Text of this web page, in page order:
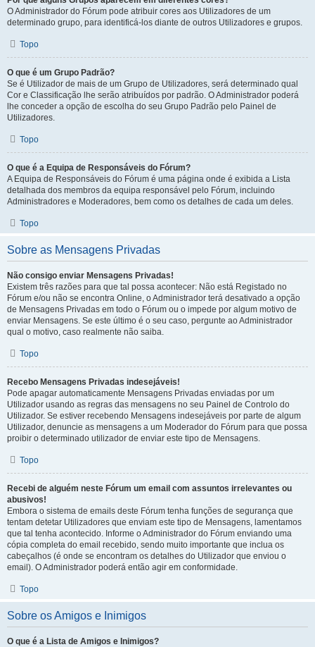
O Administrador do Fórum pode atribuir cores aos Utilizadores de um
determinado grupo, para identificá-los diante de outros Utilizadores e grupos.
Topo
O que é um Grupo Padrão?
Se é Utilizador de mais de um Grupo de Utilizadores, será determinado qual
Cor e Classificação lhe serão atribuídos por padrão. O Administrador poderá
lhe conceder a opção de escolha do seu Grupo Padrão pelo Painel de
Utilizadores.
Topo
O que é a Equipa de Responsáveis do Fórum?
A Equipa de Responsáveis do Fórum é uma página onde é exibida a Lista
detalhada dos membros da equipa responsável pelo Fórum, incluindo
Administradores e Moderadores, bem como os detalhes de cada um deles.
Topo
Sobre as Mensagens Privadas
Não consigo enviar Mensagens Privadas!
Existem três razões para que tal possa acontecer: Não está Registado no
Fórum e/ou não se encontra Online, o Administrador terá desativado a opção
de Mensagens Privadas em todo o Fórum ou o impede por algum motivo de
enviar Mensagens. Se este último é o seu caso, pergunte ao Administrador
qual o motivo, caso realmente não saiba.
Topo
Recebo Mensagens Privadas indesejáveis!
Pode apagar automaticamente Mensagens Privadas enviadas por um
Utilizador usando as regras das mensagens no seu Painel de Controlo do
Utilizador. Se estiver recebendo Mensagens indesejáveis por parte de algum
Utilizador, denuncie as mensagens a um Moderador do Fórum para que possa
proibir o determinado utilizador de enviar este tipo de Mensagens.
Topo
Recebi de alguém neste Fórum um email com assuntos irrelevantes ou
abusivos!
Embora o sistema de emails deste Fórum tenha funções de segurança que
tentam detetar Utilizadores que enviam este tipo de Mensagens, lamentamos
que tal tenha acontecido. Informe o Administrador do Fórum enviando uma
cópia completa do email recebido, sendo muito importante que inclua os
cabeçalhos (é onde se encontram os detalhes do Utilizador que enviou o
email). O Administrador poderá então agir em conformidade.
Topo
Sobre os Amigos e Inimigos
O que é a Lista de Amigos e Inimigos?